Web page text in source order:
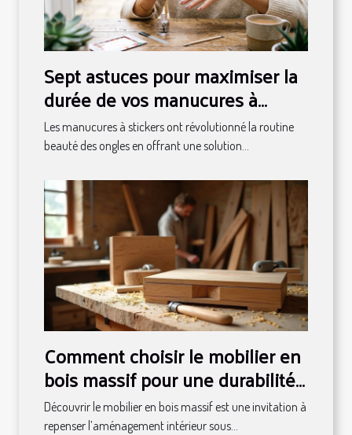
Sept astuces pour maximiser la
durée de vos manucures à
stickers
Les manucures à stickers ont révolutionné la routine
beauté des ongles en offrant une solution...
Comment choisir le mobilier en
bois massif pour une durabilité
maximale ?
Découvrir le mobilier en bois massif est une invitation à
repenser l’aménagement intérieur sous...